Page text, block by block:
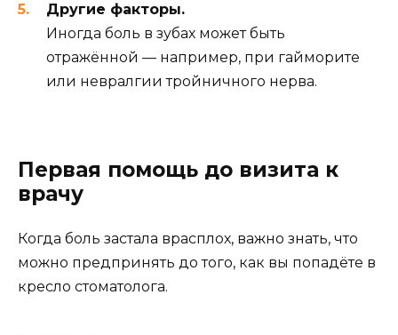
Другие факторы.
Иногда боль в зубах может быть
отражённой — например, при гайморите
или невралгии тройничного нерва.
Первая помощь до визита к
врачу
Когда боль застала врасплох, важно знать, что
можно предпринять до того, как вы попадёте в
кресло стоматолога.